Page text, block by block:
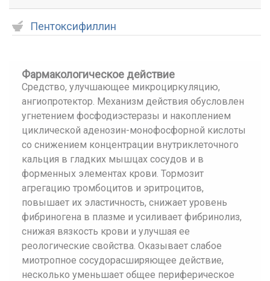
Пентоксифиллин
Фармакологическое действие
Средство, улучшающее микроциркуляцию,
ангиопротектор. Механизм действия обусловлен
угнетением фосфодиэстеразы и накоплением
циклической аденозин-монофосфорной кислоты
со снижением концентрации внутриклеточного
кальция в гладких мышцах сосудов и в
форменных элементах крови. Тормозит
агрегацию тромбоцитов и эритроцитов,
повышает их эластичность, снижает уровень
фибриногена в плазме и усиливает фибринолиз,
снижая вязкость крови и улучшая ее
реологические свойства. Оказывает слабое
миотропное сосудорасширяющее действие,
несколько уменьшает общее периферическое